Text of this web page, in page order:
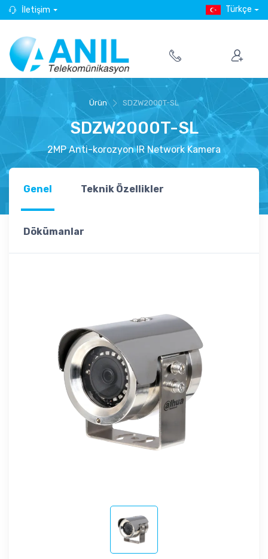
İletişim Türkçe
Ürün SDZW2000T-SL
SDZW2000T-SL
2MP Anti-korozyon IR Network Kamera
Genel Teknik Özellikler
Dökümanlar